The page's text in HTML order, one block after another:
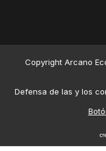
Copyright Arcano
Defensa de las y los